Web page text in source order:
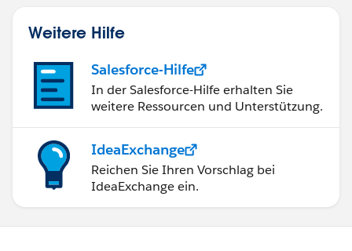
Weitere Hilfe
Salesforce-Hilfe
In der Salesforce-Hilfe erhalten Sie
weitere Ressourcen und Unterstützung.
IdeaExchange
Reichen Sie Ihren Vorschlag bei
IdeaExchange ein.